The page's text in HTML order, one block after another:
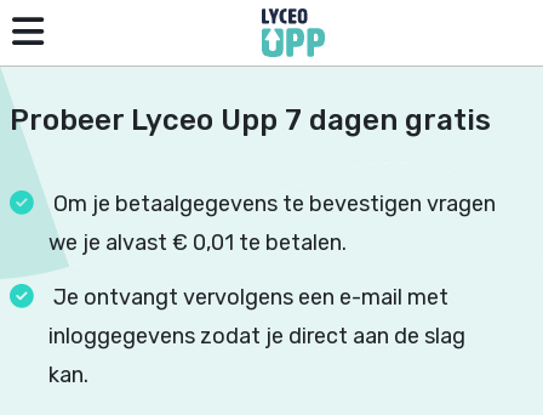
Probeer Lyceo Upp 7 dagen gratis
Om je betaalgegevens te bevestigen vragen
we je alvast € 0,01 te betalen.
Je ontvangt vervolgens een e-mail met
inloggegevens zodat je direct aan de slag
kan.